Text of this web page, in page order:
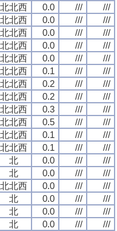
北北西 0.0 ///
///
北北西 0.0 ///
///
北北西 0.0 ///
///
北北西 0.0 ///
///
北北西 0.0 ///
///
北北西 0.1 ///
///
北北西 0.2 ///
///
北北西 0.2 ///
///
北北西 0.3 ///
///
北北西 0.5 ///
///
北北西 0.1 ///
///
北北西 0.1 ///
///
北 0.0 ///
///
北 0.0 ///
///
北北西 0.0 ///
///
北 0.0 ///
///
北 0.0 ///
///
北 0.0 /// ///